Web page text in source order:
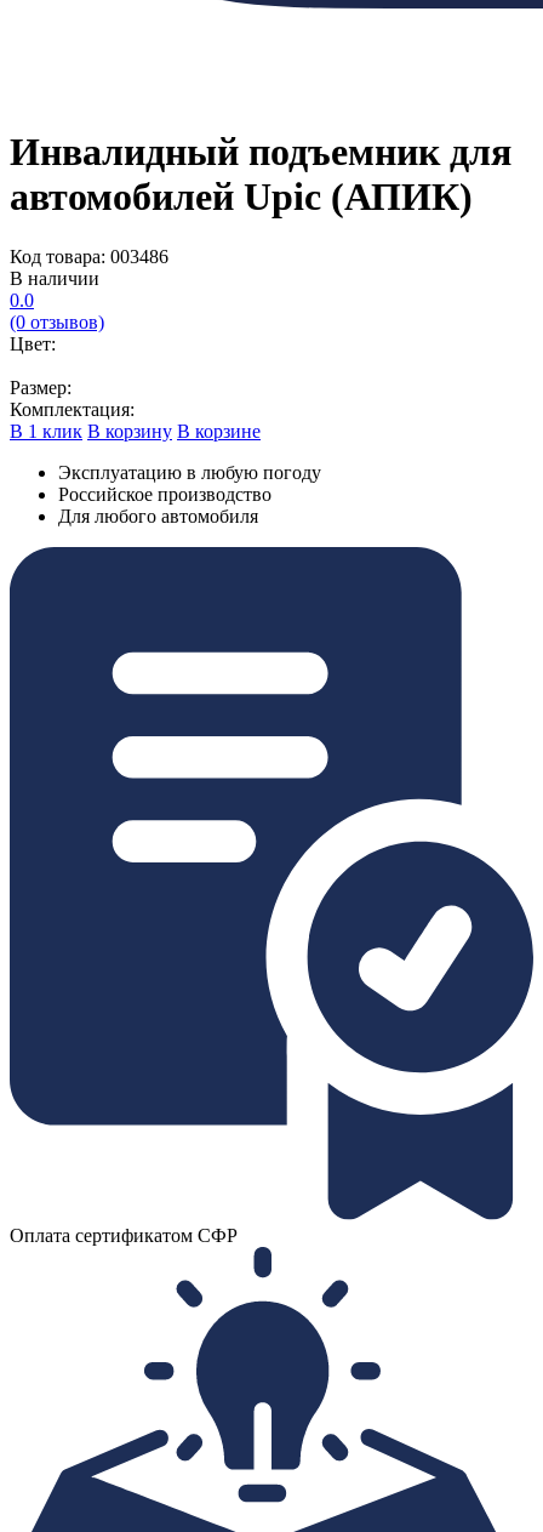
Инвалидный подъемник для
автомобилей Upic (АПИК)
Код товара: 003486
В наличии
0.0
(0 отзывов)
Цвет:
Размер:
Комплектация:
В 1 клик В корзину В корзине
Эксплуатацию в любую погоду
Российское производство
Для любого автомобиля
Оплата сертификатом СФР